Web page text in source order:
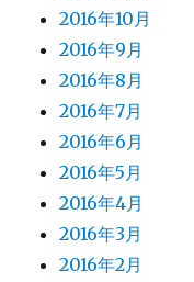
2016年10月
2016年9月
2016年8月
2016年7月
2016年6月
2016年5月
2016年4月
2016年3月
2016年2月